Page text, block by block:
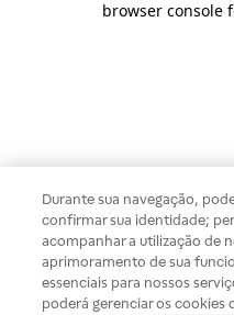
browser console
Durante sua navegação,
confirmar sua identidade;
acompanhar a utilização de
aprimoramento de sua
essenciais para nossos
poderá gerenciar os cookies